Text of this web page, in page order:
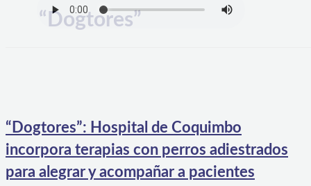
“Dogtores”
“Dogtores”: Hospital de Coquimbo
incorpora terapias con perros adiestrados
para alegrar y acompañar a pacientes